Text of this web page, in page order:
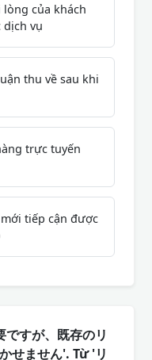
của khách
dịch vụ
thu về sau khi
trực tuyến
tiếp cận được
すが、既存のリ
せません'. Từ 'リ